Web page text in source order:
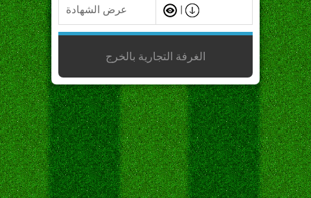
عرض الشهادة
الغرفة التجارية بالخرج